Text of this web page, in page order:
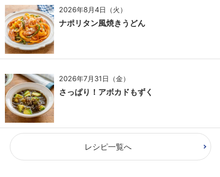
2026年8月4日（火）
ナポリタン風焼きうどん
2026年7月31日（金）
さっぱり！アボカドもずく
レシピ一覧へ